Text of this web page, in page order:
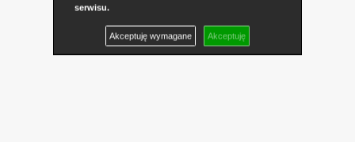
serwisu.
Akceptuję wymagane Akceptuję